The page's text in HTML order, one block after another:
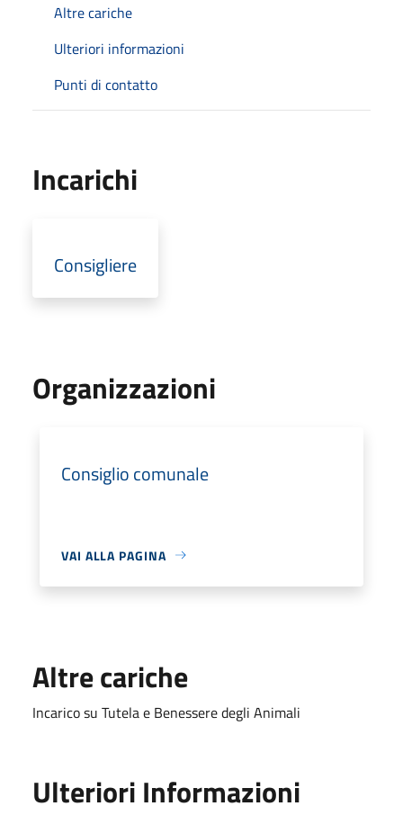
Altre cariche
Ulteriori informazioni
Punti di contatto
Incarichi
Consigliere
Organizzazioni
Consiglio comunale
VAI ALLA PAGINA
Altre cariche
Incarico su Tutela e Benessere degli Animali
Ulteriori Informazioni